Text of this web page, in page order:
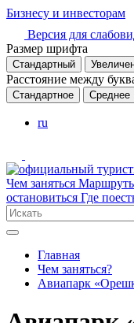
Бизнесу и инвесторам
Версия для
Размер шрифта
Стандартный
Расстояние между
Стандартное Среднее
ru
Чем заняться
остановиться Где
Главная
Чем заняться?
Авиапарк